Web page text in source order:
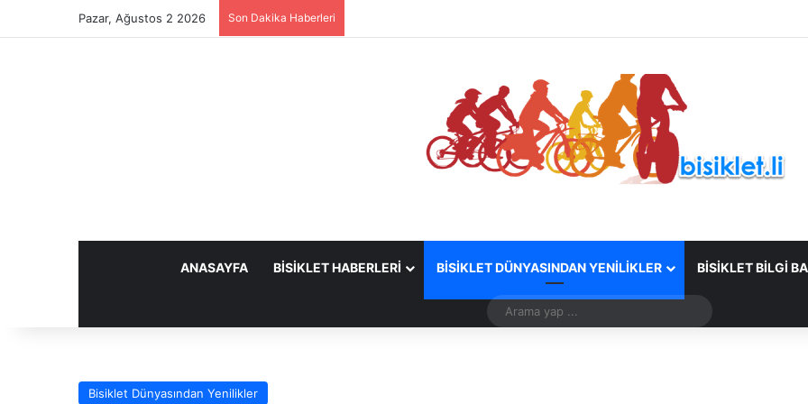
Pazar, Ağustos 2 2026 Son Dakika Haberleri
ANASAYFA BISIKLET HABERLERI BISIKLET DÜNYASINDAN YENILIKLER BISIKLET BILGI
Bisiklet Dünyasından Yenilikler